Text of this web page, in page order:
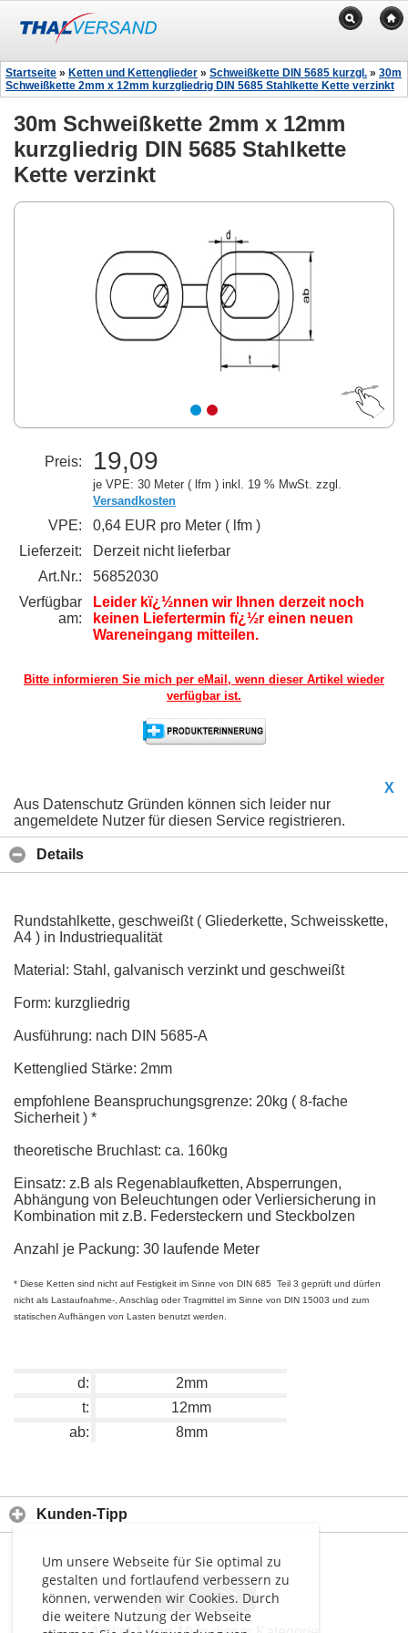
Um unsere Webseite für Sie optimal zu
gestalten und fortlaufend verbessern zu
können, verwenden wir Cookies. Durch
die weitere Nutzung der Webseite
Startseite » Ketten und Kettenglieder » Schweißkette DIN 5685 kurzgl. » 30m
Schweißkette 2mm x 12mm kurzgliedrig DIN 5685 Stahlkette Kette verzinkt
30m Schweißkette 2mm x 12mm
kurzgliedrig DIN 5685 Stahlkette
Kette verzinkt
Preis: 19,09
je VPE: 30 Meter ( lfm ) inkl. 19 % MwSt. zzgl.
Versandkosten
VPE:
0,64 EUR pro Meter ( lfm )
Lieferzeit:
Derzeit nicht lieferbar
Art.Nr.:
56852030
Verfügbar
am:
Leider kï¿½nnen wir Ihnen derzeit noch
keinen Liefertermin fï¿½r einen neuen
Wareneingang mitteilen.
Bitte informieren Sie mich per eMail, wenn dieser Artikel wieder
verfügbar ist.
X
Aus Datenschutz Gründen können sich leider nur
angemeldete Nutzer für diesen Service registrieren.
Details
Rundstahlkette, geschweißt ( Gliederkette, Schweisskette,
A4 ) in Industriequalität
Material: Stahl, galvanisch verzinkt und geschweißt
Form: kurzgliedrig
Ausführung: nach DIN 5685-A
Kettenglied Stärke: 2mm
empfohlene Beanspruchungsgrenze: 20kg ( 8-fache
Sicherheit ) *
theoretische Bruchlast: ca. 160kg
Einsatz: z.B als Regenablaufketten, Absperrungen,
Abhängung von Beleuchtungen oder Verliersicherung in
Kombination mit z.B. Federsteckern und Steckbolzen
Anzahl je Packung: 30 laufende Meter
* Diese Ketten sind nicht auf Festigkeit im Sinne von DIN 685 Teil 3 geprüft und dürfen
nicht als Lastaufnahme-, Anschlag oder Tragmittel im Sinne von DIN 15003 und zum
statischen Aufhängen von Lasten benutzt werden.
d:
2mm
t:
12mm
ab:
8mm
Kunden-Tipp
> >>